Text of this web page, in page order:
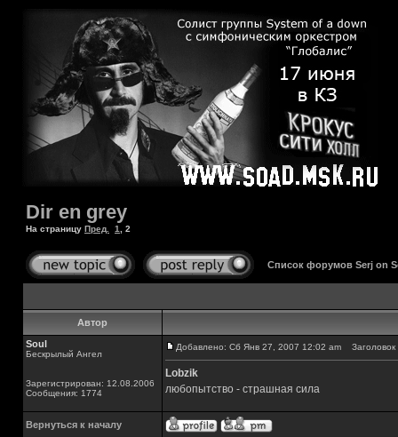
Dir en grey
На страницу Пред. 1 2
Список форумов Serj on
Автор
Soul
Бескрылый Ангел
Зарегистрирован: 12.08.2006
Сообщения: 1774
Добавлено: Сб Янв 27, 2007 12:02 am
Lobzik
любопытство - страшная сила
Вернуться к началу